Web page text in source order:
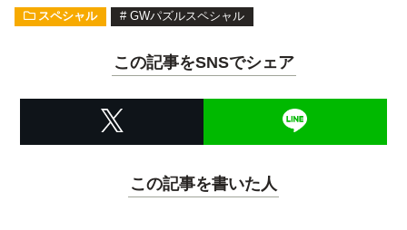
スペシャル # GWパズルスペシャル
この記事をSNSでシェア
この記事を書いた人